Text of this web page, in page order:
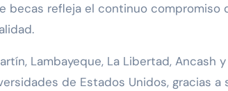
becas refleja el continuo compromiso
Lambayeque, La Libertad, Ancash y
de Estados Unidos, gracias a